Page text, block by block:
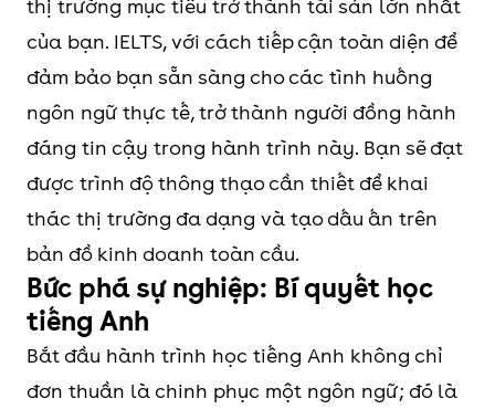
thị trường mục tiêu trở thành tài sản lớn nhất
của bạn. IELTS, với cách tiếp cận toàn diện để
đảm bảo bạn sẵn sàng cho các tình huống
ngôn ngữ thực tế, trở thành người đồng hành
đáng tin cậy trong hành trình này. Bạn sẽ đạt
được trình độ thông thạo cần thiết để khai
thác thị trường đa dạng và tạo dấu ấn trên
bản đồ kinh doanh toàn cầu.
Bức phá sự nghiệp: Bí quyết học
tiếng Anh
Bắt đầu hành trình học tiếng Anh không chỉ
đơn thuần là chinh phục một ngôn ngữ; đó là